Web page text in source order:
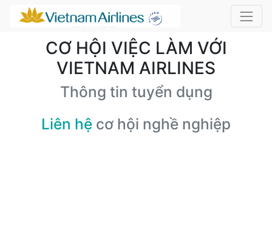
CƠ HỘI VIỆC LÀM VỚI
VIETNAM AIRLINES
Thông tin tuyển dụng
Liên hệ cơ hội nghề nghiệp